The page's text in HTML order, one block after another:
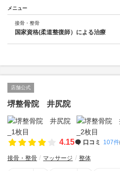
メニュー
接骨・整骨
国家資格(柔道整復師）による治療
店舗公式
堺整骨院 井尻院
4.15 口コミ 107件
接骨・整骨 マッサージ 整体